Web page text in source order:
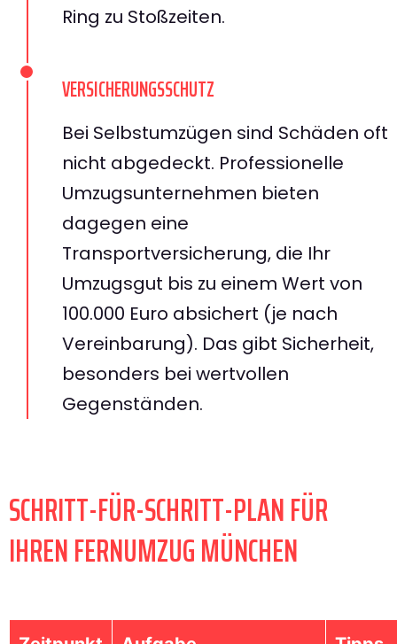
Ring zu Stoßzeiten.
VERSICHERUNGSSCHUTZ
Bei Selbstumzügen sind Schäden oft
nicht abgedeckt. Professionelle
Umzugsunternehmen bieten
dagegen eine
Transportversicherung, die Ihr
Umzugsgut bis zu einem Wert von
100.000 Euro absichert (je nach
Vereinbarung). Das gibt Sicherheit,
besonders bei wertvollen
Gegenständen.
SCHRITT-FÜR-SCHRITT-PLAN FÜR
IHREN FERNUMZUG MÜNCHEN